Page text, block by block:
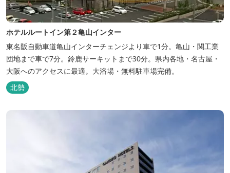
ホテルルートイン第２亀山インター
東名阪自動車道亀山インターチェンジより車で1分。亀山・関工業
団地まで車で7分。鈴鹿サーキットまで30分。県内各地・名古屋・
大阪へのアクセスに最適。大浴場・無料駐車場完備。
北勢